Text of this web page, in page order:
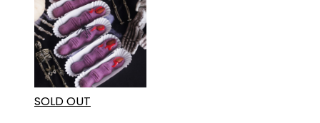
SOLD OUT